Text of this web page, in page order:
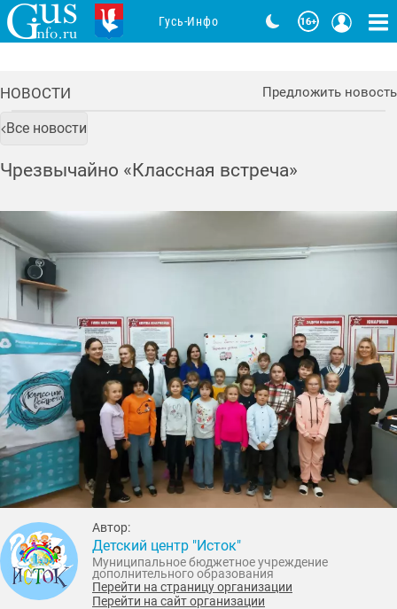
НОВОСТИ Предложить новость
Все новости
Чрезвычайно «Классная встреча»
Автор:
Детский центр "Исток"
Муниципальное бюджетное учреждение
дополнительного образования
Перейти на страницу организации
Перейти на сайт организации
Гусь-Инфо